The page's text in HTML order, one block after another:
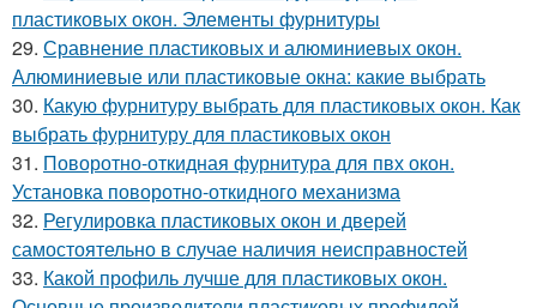
пластиковых окон. Элементы фурнитуры
29. Сравнение пластиковых и алюминиевых окон.
Алюминиевые или пластиковые окна: какие выбрать
30. Какую фурнитуру выбрать для пластиковых окон. Как
выбрать фурнитуру для пластиковых окон
31. Поворотно-откидная фурнитура для пвх окон.
Установка поворотно-откидного механизма
32. Регулировка пластиковых окон и дверей
самостоятельно в случае наличия неисправностей
33. Какой профиль лучше для пластиковых окон.